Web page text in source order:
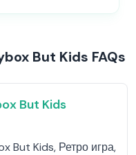
But Kids FAQs
But Kids
But Kids, Ретро игра,